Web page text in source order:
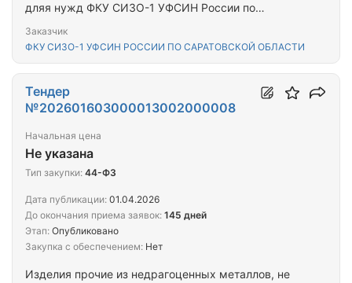
дляя нужд ФКУ СИЗО-1 УФСИН России по
Заказчик
ФКУ СИЗО-1 УФСИН РОССИИ ПО САРАТОВСКОЙ ОБЛАСТИ
Изделия прочие из недрагоценных металлов, не
Тендер
№202601603000013002000008
Начальная цена
Не указана
Тип закупки: 44-ФЗ
Дата публикации: 01.04.2026
До окончания приема заявок: 145 дней
Этап: Опубликовано
Закупка с обеспечением: Нет